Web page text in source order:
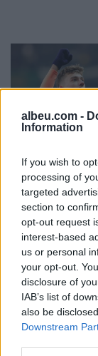
albeu.com -
Information
If you wish to
processing of
targeted
section to
opt-out request
interest-based
us or personal
your opt-out.
disclosure of
IAB’s list of
also be
Downstream
reagon
Trabzonsporit:
mua dhe të
Argjentina e
me Infantinon,